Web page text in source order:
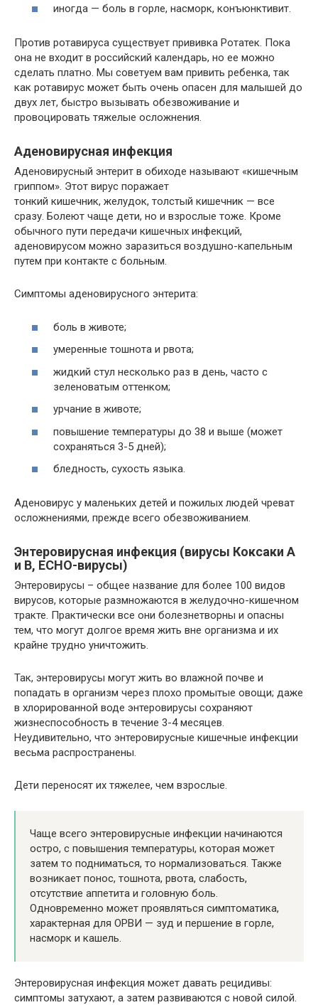
иногда — боль в горле, насморк, конъюнктивит.
Против ротавируса существует прививка Ротатек. Пока
она не входит в российский календарь, но ее можно
сделать платно. Мы советуем вам привить ребенка, так
как ротавирус может быть очень опасен для малышей до
двух лет, быстро вызывать обезвоживание и
провоцировать тяжелые осложнения.
Аденовирусная инфекция
Аденовирусный энтерит в обиходе называют «кишечным
гриппом». Этот вирус поражает
тонкий кишечник, желудок, толстый кишечник — все
сразу. Болеют чаще дети, но и взрослые тоже. Кроме
обычного пути передачи кишечных инфекций,
аденовирусом можно заразиться воздушно-капельным
путем при контакте с больным.
Симптомы аденовирусного энтерита:
боль в животе;
умеренные тошнота и рвота;
жидкий стул несколько раз в день, часто с
зеленоватым оттенком;
урчание в животе;
повышение температуры до 38 и выше (может
сохраняться 3-5 дней);
бледность, сухость языка.
Аденовирус у маленьких детей и пожилых людей чреват
осложнениями, прежде всего обезвоживанием.
Энтеровирусная инфекция (вирусы Коксаки А
и В, ЕСНО-вирусы)
Энтеровирусы – общее название для более 100 видов
вирусов, которые размножаются в желудочно-кишечном
тракте. Практически все они болезнетворны и опасны
тем, что могут долгое время жить вне организма и их
крайне трудно уничтожить.
Так, энтеровирусы могут жить во влажной почве и
попадать в организм через плохо промытые овощи; даже
в хлорированной воде энтеровирусы сохраняют
жизнеспособность в течение 3-4 месяцев.
Неудивительно, что энтеровирусные кишечные инфекции
весьма распространены.
Дети переносят их тяжелее, чем взрослые.
Чаще всего энтеровирусные инфекции начинаются
остро, с повышения температуры, которая может
затем то подниматься, то нормализоваться. Также
возникает понос, тошнота, рвота, слабость,
отсутствие аппетита и головную боль.
Одновременно может проявляться симптоматика,
характерная для ОРВИ — зуд и першение в горле,
насморк и кашель.
Энтеровирусная инфекция может давать рецидивы:
симптомы затухают, а затем развиваются с новой силой.